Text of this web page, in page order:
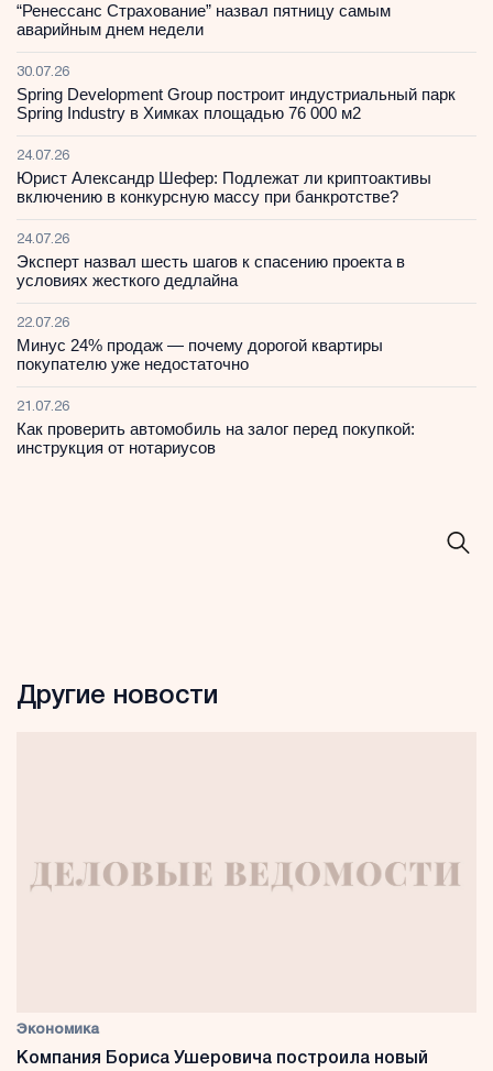
“Ренессанс Страхование” назвал пятницу самым
аварийным днем недели
30.07.26
Spring Development Group построит индустриальный парк
Spring Industry в Химках площадью 76 000 м2
24.07.26
Юрист Александр Шефер: Подлежат ли криптоактивы
включению в конкурсную массу при банкротстве?
24.07.26
Эксперт назвал шесть шагов к спасению проекта в
условиях жесткого дедлайна
22.07.26
Минус 24% продаж — почему дорогой квартиры
покупателю уже недостаточно
21.07.26
Как проверить автомобиль на залог перед покупкой:
инструкция от нотариусов
Другие новости
Экономика
Компания Бориса Ушеровича построила новый